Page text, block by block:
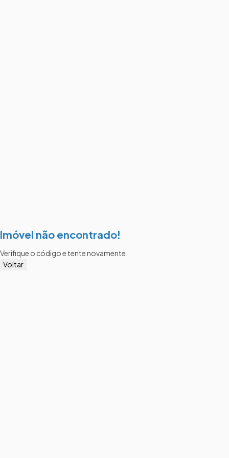
Imóvel não encontrado!
Verifique o código e tente novamente.
Voltar